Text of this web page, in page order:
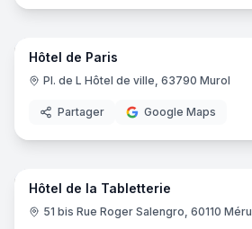
Hôtel de Paris
Pl. de L Hôtel de ville, 63790 Murol
Partager Google Maps
Hôtel de la Tabletterie
51 bis Rue Roger Salengro, 60110 Méru